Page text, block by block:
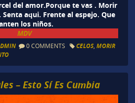
del amor.Porque te vas . Morir
aqui. Frente al espejo. Que
los niños.
MDV
0 COMMENTS CELOS, MORIR
– Esto Sí Es Cumbia